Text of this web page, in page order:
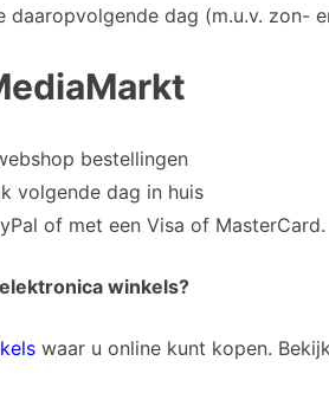
daaropvolgende dag (m.u.v. zon-
bestellingen
volgende dag in huis
of met een Visa of MasterCard.
winkels?
waar u online kunt kopen.